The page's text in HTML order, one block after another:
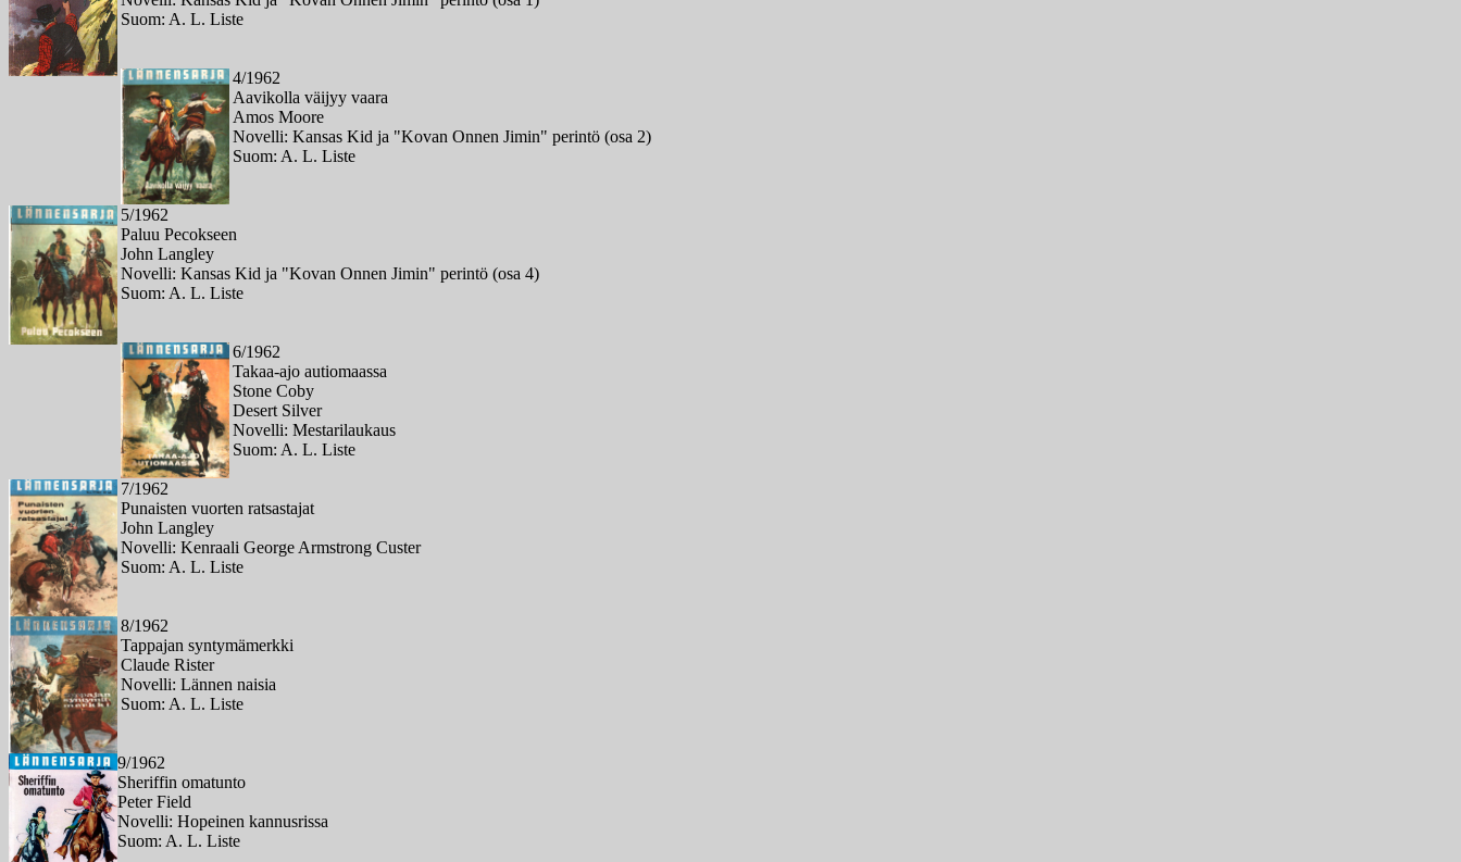
Suom: A. L. Liste
4/1962
Aavikolla väijyy vaara
Amos Moore
Novelli: Kansas Kid ja "Kovan Onnen Jimin" perintö (osa 2)
Suom: A. L. Liste
5/1962
Paluu Pecokseen
John Langley
Novelli: Kansas Kid ja "Kovan Onnen Jimin" perintö (osa 4)
Suom: A. L. Liste
6/1962
Takaa-ajo autiomaassa
Stone Coby
Desert Silver
Novelli: Mestarilaukaus
Suom: A. L. Liste
7/1962
Punaisten vuorten ratsastajat
John Langley
Novelli: Kenraali George Armstrong Custer
Suom: A. L. Liste
8/1962
Tappajan syntymämerkki
Claude Rister
Novelli: Lännen naisia
Suom: A. L. Liste
9/1962
Sheriffin omatunto
Peter Field
Novelli: Hopeinen kannusrissa
Suom: A. L. Liste